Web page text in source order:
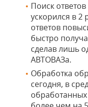
Поиск
ускорился в 2
ответов
быстро
сделав лишь
АВТОВАЗа.
Обработка
сегодня, в